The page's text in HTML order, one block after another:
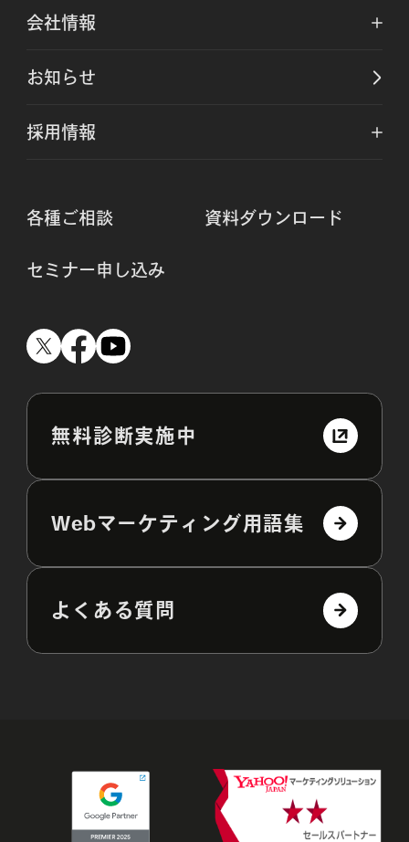
会社情報
お知らせ
採用情報
各種ご相談 資料ダウンロード
セミナー申し込み
無料診断実施中
Webマーケティング用語集
よくある質問